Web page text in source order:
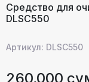
Средство для
DLSC550
Артикул: DLSC550
260,000